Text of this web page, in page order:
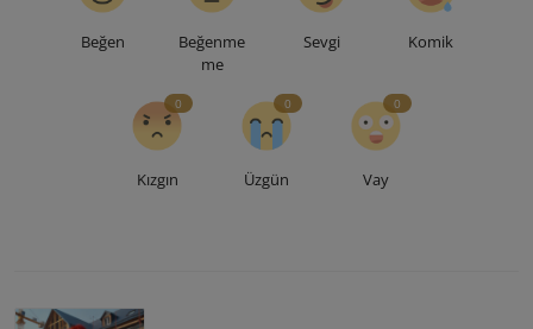
Beğen
Beğenme
me
Sevgi Komik
Kızgın
0
Üzgün
0
Vay
0